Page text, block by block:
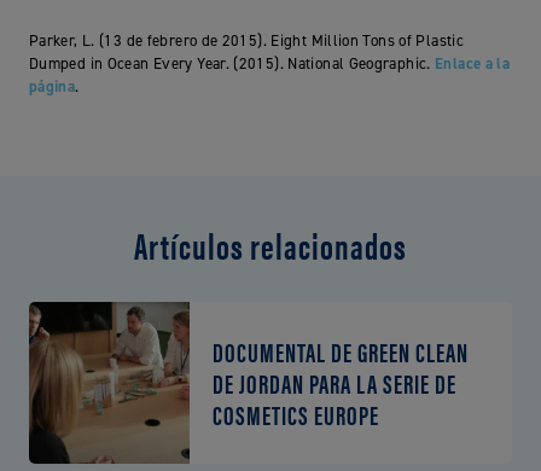
Parker, L. (13 de febrero de 2015). Eight Million Tons of Plastic
Dumped in Ocean Every Year. (2015). National Geographic. Enlace a la
página.
Artículos relacionados
DOCUMENTAL DE GREEN CLEAN
DE JORDAN PARA LA SERIE DE
COSMETICS EUROPE